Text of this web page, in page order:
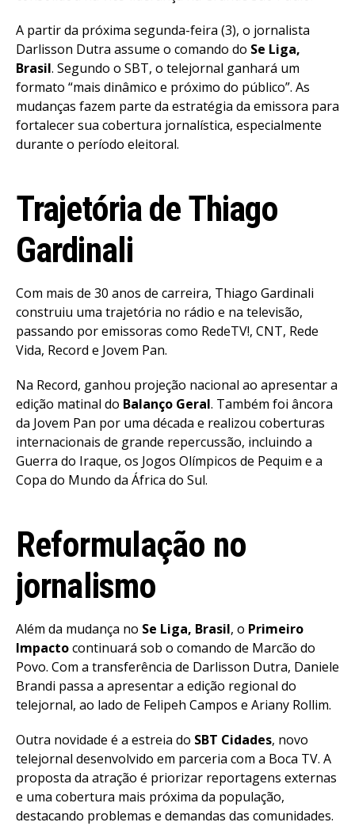
A partir da próxima segunda-feira (3), o jornalista
Darlisson Dutra assume o comando do Se Liga,
Brasil. Segundo o SBT, o telejornal ganhará um
formato “mais dinâmico e próximo do público”. As
mudanças fazem parte da estratégia da emissora para
fortalecer sua cobertura jornalística, especialmente
durante o período eleitoral.
Trajetória de Thiago
Gardinali
Com mais de 30 anos de carreira, Thiago Gardinali
construiu uma trajetória no rádio e na televisão,
passando por emissoras como RedeTV!, CNT, Rede
Vida, Record e Jovem Pan.
Na Record, ganhou projeção nacional ao apresentar a
edição matinal do Balanço Geral. Também foi âncora
da Jovem Pan por uma década e realizou coberturas
internacionais de grande repercussão, incluindo a
Guerra do Iraque, os Jogos Olímpicos de Pequim e a
Copa do Mundo da África do Sul.
Reformulação no
jornalismo
Além da mudança no Se Liga, Brasil, o Primeiro
Impactocontinuará sob o comando de Marcão do
Povo. Com a transferência de Darlisson Dutra, Daniele
Brandi passa a apresentar a edição regional do
telejornal, ao lado de Felipeh Campos e Ariany Rollim.
Outra novidade é a estreia do SBT Cidades, novo
telejornal desenvolvido em parceria com a Boca TV. A
proposta da atração é priorizar reportagens externas
e uma cobertura mais próxima da população,
destacando problemas e demandas das comunidades.